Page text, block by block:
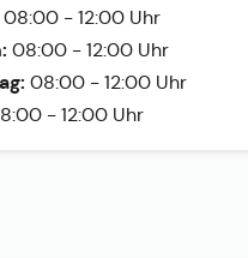
08:00 - 12:00 Uhr
08:00 - 12:00 Uhr
08:00 - 12:00 Uhr
- 12:00 Uhr